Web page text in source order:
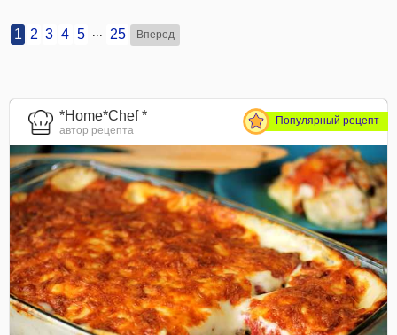
1 2 3 4 5 25 Вперед
*Home*Chef *
автор рецепта
Популярный рецепт